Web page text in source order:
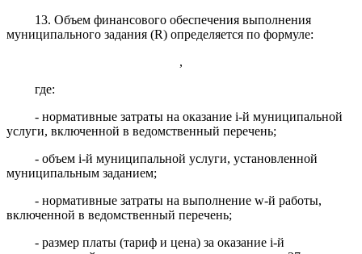
13.Объем финансового обеспечения выполнения
муниципального задания (R) определяется по формуле:
,
где:
- нормативные затраты на оказание i-й муниципальной
услуги, включенной в ведомственный перечень;
- объем i-й муниципальной услуги, установленной
муниципальным заданием;
- нормативные затраты на выполнение w-й работы,
включенной в ведомственный перечень;
- размер платы (тариф и цена) за оказание i-й